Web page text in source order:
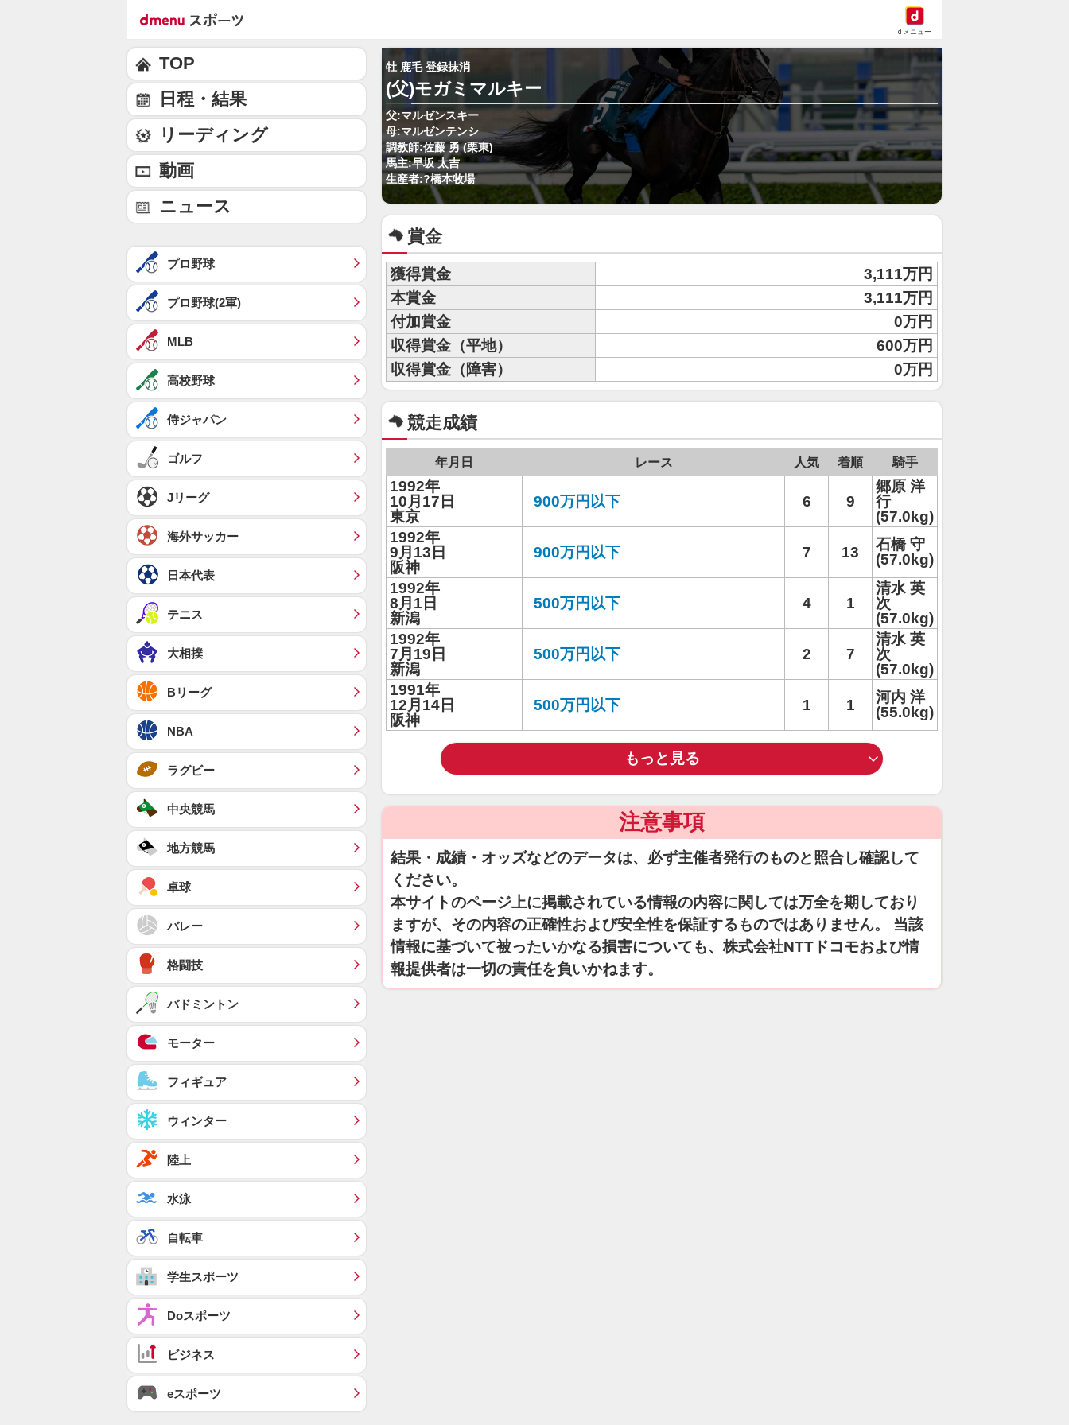
dメニュー
牡 鹿毛 登録抹消
(父)モガミマルキー
父:マルゼンスキー
母:マルゼンテンシ
調教師:佐藤 勇 (栗東)
馬主:早坂 太吉
生産者:?橋本牧場
賞金
獲得賞金
3,111万円
本賞金
3,111万円
付加賞金
0万円
収得賞金（平地）
600万円
収得賞金（障害）
0万円
競走成績
年月日 レース 人気 着順 騎手
1992年
10月17日
東京
900万円以下 6 9
郷原 洋
行
(57.0kg)
1992年
9月13日
阪神
900万円以下 7 13
石橋 守
(57.0kg)
1992年
8月1日
新潟
500万円以下 4 1
清水 英
次
(57.0kg)
1992年
7月19日
新潟
500万円以下 2 7
清水 英
次
(57.0kg)
1991年
12月14日
阪神
500万円以下 1 1
河内 洋
(55.0kg)
もっと見る
注意事項
結果・成績・オッズなどのデータは、必ず主催者発行のものと照合し確認して
ください。
本サイトのページ上に掲載されている情報の内容に関しては万全を期しており
ますが、その内容の正確性および安全性を保証するものではありません。 当該
情報に基づいて被ったいかなる損害についても、株式会社NTTドコモおよび情
報提供者は一切の責任を負いかねます。
TOP
日程・結果
リーディング
動画
ニュース
プロ野球
プロ野球(2軍)
MLB
高校野球
侍ジャパン
ゴルフ
Jリーグ
海外サッカー
日本代表
テニス
大相撲
Bリーグ
NBA
ラグビー
中央競馬
地方競馬
卓球
バレー
格闘技
バドミントン
モーター
フィギュア
ウィンター
陸上
水泳
自転車
学生スポーツ
Doスポーツ
ビジネス
eスポーツ